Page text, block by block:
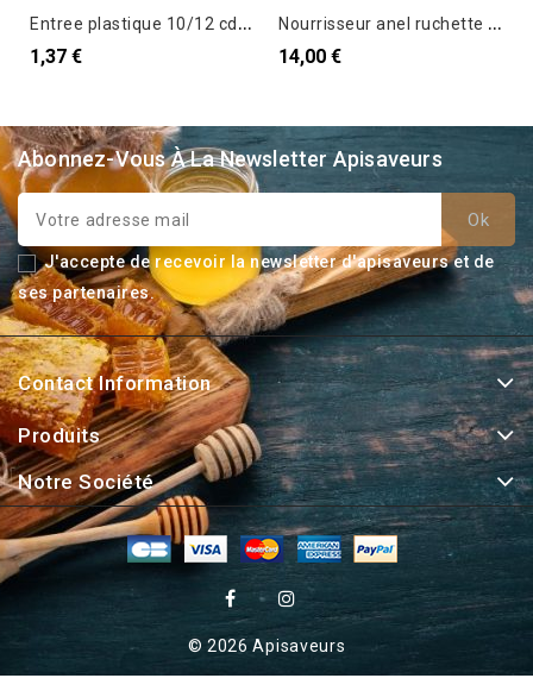
E
ntree plastique 10/12 cd 420mm couleurs
1,37 €
N
ourrisseur anel ruchette 6 cadres 4kg
14,00 €
Abonnez-Vous À La Newsletter Apisaveurs
J'accepte de recevoir la newsletter d'apisaveurs et de
ses partenaires.
Contact Information
Produits
Notre Société
© 2026 Apisaveurs